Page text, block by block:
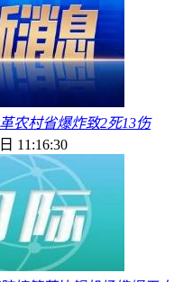
农村省爆炸致2死13伤
11:16:30